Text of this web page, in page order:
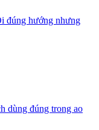
đúng hướng nhưng
dùng đúng trong ao